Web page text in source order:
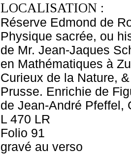
LOCALISATION :
Réserve Edmond de
Physique sacrée, ou
de Mr. Jean-Jaques
en Mathématiques à
Curieux de la Nature,
Prusse. Enrichie de
de Jean-André Pfeffel,
L 470 LR
Folio 91
gravé au verso